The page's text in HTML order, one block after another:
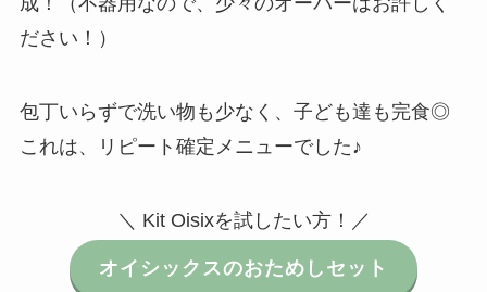
ださい！）
包丁いらずで洗い物も少なく、子ども達も完食◎
これは、リピート確定メニューでした♪
＼ Kit Oisixを試したい方！／
オイシックスのおためしセット